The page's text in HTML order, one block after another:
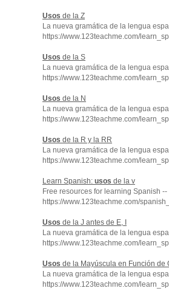
Usos de la Z
La nueva gramática de la lengua
https://www.123teachme.com/
Usos de la S
La nueva gramática de la lengua
https://www.123teachme.com/
Usos de la N
La nueva gramática de la lengua
https://www.123teachme.com/
Usos de la R y la RR
La nueva gramática de la lengua
https://www.123teachme.com/
Learn Spanish: usos de la v
Free resources for learning Spanish --
https://www.123teachme.com/
Usos de la J antes de E, I
La nueva gramática de la lengua
https://www.123teachme.com/
Usos de la Mayúscula en Función de
La nueva gramática de la lengua
https://www.123teachme.com/